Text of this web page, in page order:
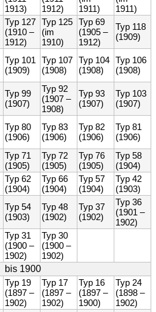
1913)
1912)
1911)
1911)
Typ 127
(1910 –
1912)
Typ 125
(im
1910)
Typ 69
(1905 –
1912)
Typ 118
(1909)
Typ 101
(1909)
Typ 107
(1908)
Typ 104
(1908)
Typ 106
(1908)
Typ 99
(1907)
Typ 92
(1907 –
1908)
Typ 93
(1907)
Typ 103
(1907)
Typ 80
(1906)
Typ 83
(1906)
Typ 82
(1906)
Typ 81
(1906)
Typ 71
(1905)
Typ 72
(1905)
Typ 76
(1905)
Typ 58
(1904)
Typ 62
(1904)
Typ 66
(1904)
Typ 57
(1904)
Typ 42
(1903)
Typ 54
(1903)
Typ 48
(1902)
Typ 37
(1902)
Typ 36
(1901 –
1902)
Typ 31
(1900 –
1902)
Typ 30
(1900 –
1902)
bis 1900
Typ 19
(1897 –
1902)
Typ 17
(1897 –
1902)
Typ 16
(1897 –
1900)
Typ 24
(1898 –
1902)